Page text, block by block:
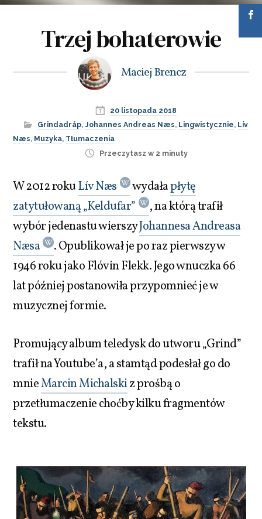
Trzej bohaterowie
Maciej Brencz
20 listopada 2018
Grindadráp,Johannes Andreas Næs, Lingwistycznie, Lív
Næs, Muzyka, Tłumaczenia
Przeczytasz w 2 minuty
W 2012 rokuLív Næs wydałapłytę
zatytułowaną „Keldufar”
, na którą trafił
wybór jedenastu wierszyJohannesa Andreasa
Næsa
. Opublikował je po raz pierwszy w
1946 roku jako Flóvin Flekk. Jego wnuczka 66
lat później postanowiła przypomnieć je w
muzycznej formie.
Promujący album teledysk do utworu „Grind”
trafił na Youtube’a, a stamtąd podesłał go do
mnieMarcin Michalskiz prośbą o
przetłumaczenie choćby kilku fragmentów
tekstu.